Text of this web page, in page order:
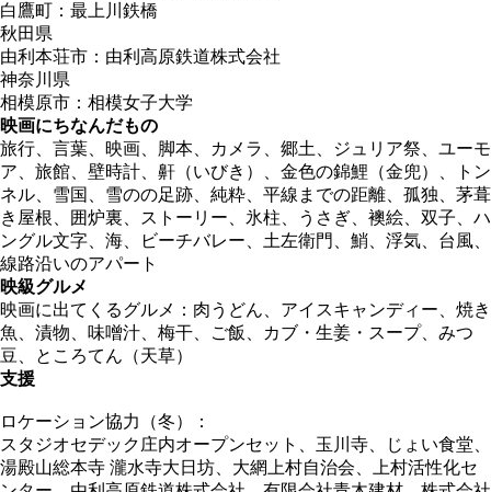
白鷹町：最上川鉄橋
秋田県
由利本荘市：由利高原鉄道株式会社
神奈川県
相模原市：相模女子大学
映画にちなんだもの
旅行、言葉、映画、脚本、カメラ、郷土、ジュリア祭、ユーモ
ア、旅館、壁時計、鼾（いびき）、金色の錦鯉（金兜）、トン
ネル、雪国、雪のの足跡、純粋、平線までの距離、孤独、茅葺
き屋根、囲炉裏、ストーリー、氷柱、うさぎ、襖絵、双子、ハ
ングル文字、海、ビーチバレー、土左衛門、鮹、浮気、台風、
線路沿いのアパート
映級グルメ
映画に出てくるグルメ：肉うどん、アイスキャンディー、焼き
魚、漬物、味噌汁、梅干、ご飯、カブ・生姜・スープ、みつ
豆、ところてん（天草）
支援
ロケーション協力（冬）：
スタジオセデック庄内オープンセット、玉川寺、じょい食堂、
湯殿山総本寺 瀧水寺大日坊、大網上村自治会、上村活性化セ